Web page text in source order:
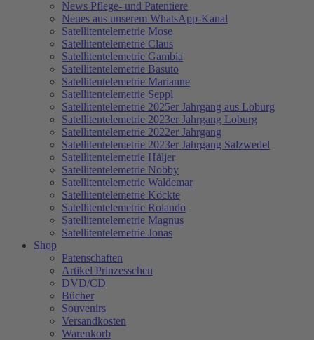
News Pflege- und Patentiere
Neues aus unserem WhatsApp-Kanal
Satellitentelemetrie Mose
Satellitentelemetrie Claus
Satellitentelemetrie Gambia
Satellitentelemetrie Basuto
Satellitentelemetrie Marianne
Satellitentelemetrie Seppl
Satellitentelemetrie 2025er Jahrgang aus Loburg
Satellitentelemetrie 2023er Jahrgang Loburg
Satellitentelemetrie 2022er Jahrgang
Satellitentelemetrie 2023er Jahrgang Salzwedel
Satellitentelemetrie Håljer
Satellitentelemetrie Nobby
Satellitentelemetrie Waldemar
Satellitentelemetrie Köckte
Satellitentelemetrie Rolando
Satellitentelemetrie Magnus
Satellitentelemetrie Jonas
Shop
Patenschaften
Artikel Prinzesschen
DVD/CD
Bücher
Souvenirs
Versandkosten
Warenkorb